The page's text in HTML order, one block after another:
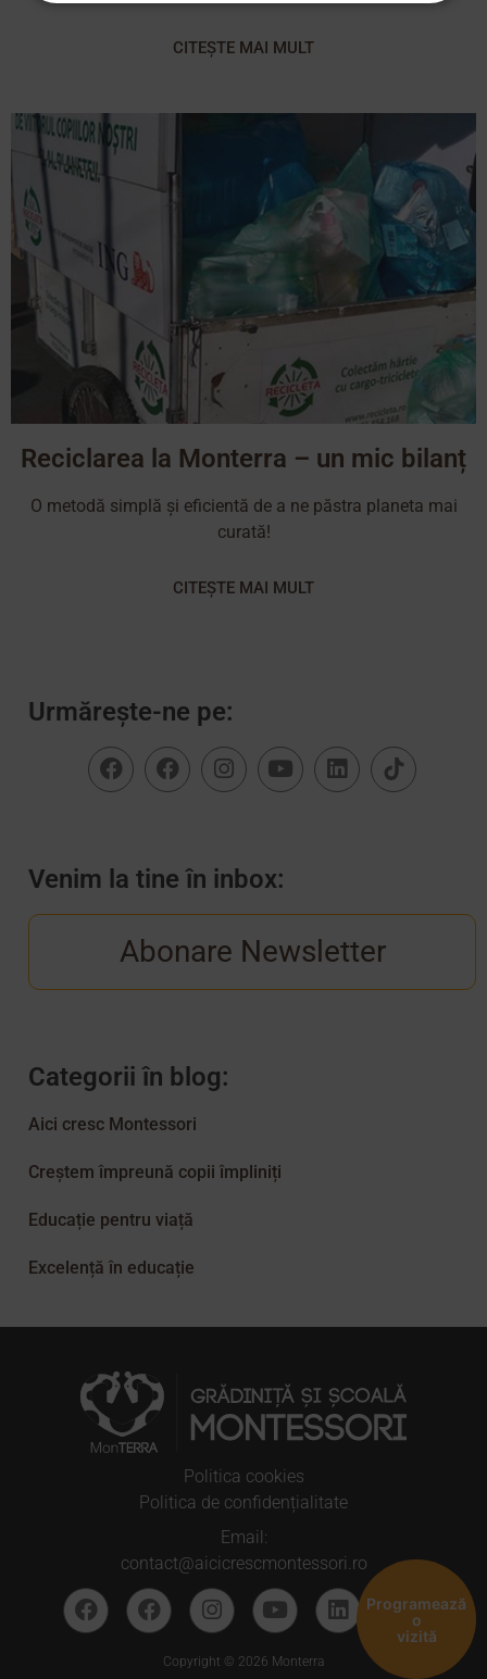
CITEȘTE MAI MULT
Reciclarea la Monterra – un mic bilanț
O metodă simplă și eficientă de a ne păstra planeta mai
curată!
CITEȘTE MAI MULT
Urmărește-ne pe:
Venim la tine în inbox:
Abonare Newsletter
Categorii în blog:
Aici cresc Montessori
Creștem împreună copii împliniți
Educație pentru viață
Excelență în educație
Politica cookies
Politica de confidențialitate
Email:
contact@aicicrescmontessori.ro
Copyright © 2026 Monterra
Programează
o
vizită